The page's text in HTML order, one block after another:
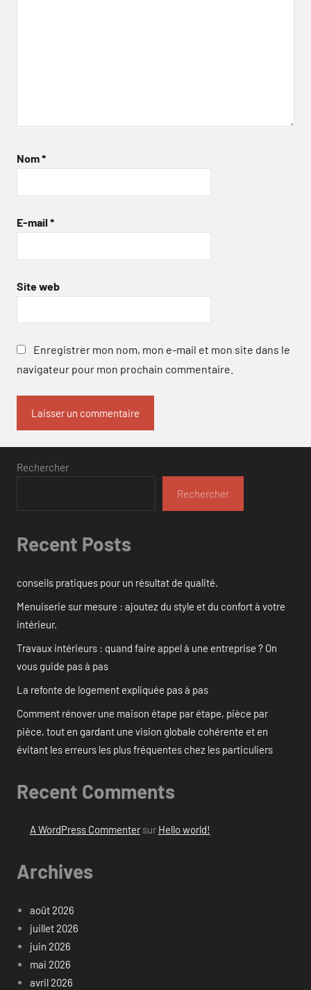
Nom*
E-mail *
Site web
Enregistrer mon nom, mon e-mail et mon site dans le
navigateur pour mon prochain commentaire.
Rechercher
Rechercher
Recent Posts
conseils pratiques pour un résultat de qualité.
Menuiserie sur mesure : ajoutez du style et du confort à votre
intérieur.
Travaux intérieurs : quand faire appel à une entreprise ? On
vous guide pas à pas
La refonte de logement expliquée pas à pas
Comment rénover une maison étape par étape, pièce par
pièce, tout en gardant une vision globale cohérente et en
évitant les erreurs les plus fréquentes chez les particuliers
Recent Comments
A WordPress Commentersur Hello world!
Archives
août 2026
juillet 2026
juin 2026
mai 2026
avril 2026